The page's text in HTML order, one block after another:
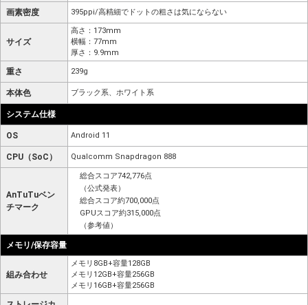
画素密度 395ppi/高精細でドットの粗さは気にならない
サイズ
高さ：173mm
横幅：77mm
厚さ：9.9mm
重さ 239g
本体色 ブラック系、ホワイト系
システム仕様
OS Android 11
CPU（SoC） Qualcomm Snapdragon 888
AnTuTuベン
チマーク
総合スコア742,776点
（公式発表）
総合スコア約700,000点
GPUスコア約315,000点
（参考値）
メモリ/保存容量
組み合わせ
メモリ8GB+容量128GB
メモリ12GB+容量256GB
メモリ16GB+容量256GB